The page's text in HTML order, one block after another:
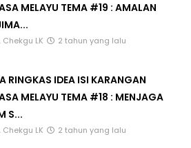
MELAYU TEMA #19 : AMALAN
Chekgu LK 2 tahun yang lalu
RINGKAS IDEA ISI KARANGAN
MELAYU TEMA #18 : MENJAGA
S...
Chekgu LK 2 tahun yang lalu